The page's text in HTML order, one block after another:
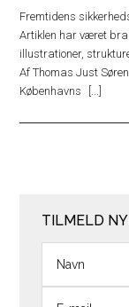
Fremtidens
Artiklen har været
illustrationer,
Af Thomas Just
Københavns
TILMELD